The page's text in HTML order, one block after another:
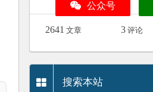
公众号
2641 文章 3 评论
搜索本站